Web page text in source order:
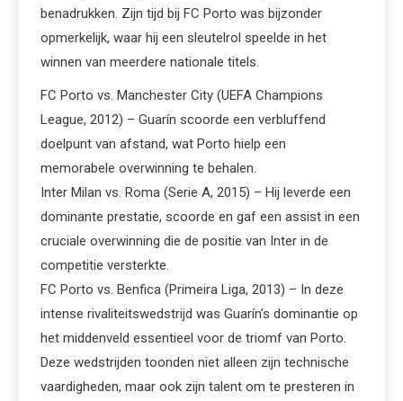
benadrukken. Zijn tijd bij FC Porto was bijzonder
opmerkelijk, waar hij een sleutelrol speelde in het
winnen van meerdere nationale titels.
FC Porto vs. Manchester City (UEFA Champions
League, 2012) – Guarín scoorde een verbluffend
doelpunt van afstand, wat Porto hielp een
memorabele overwinning te behalen.
Inter Milan vs. Roma (Serie A, 2015) – Hij leverde een
dominante prestatie, scoorde en gaf een assist in een
cruciale overwinning die de positie van Inter in de
competitie versterkte.
FC Porto vs. Benfica (Primeira Liga, 2013) – In deze
intense rivaliteitswedstrijd was Guarín’s dominantie op
het middenveld essentieel voor de triomf van Porto.
Deze wedstrijden toonden niet alleen zijn technische
vaardigheden, maar ook zijn talent om te presteren in